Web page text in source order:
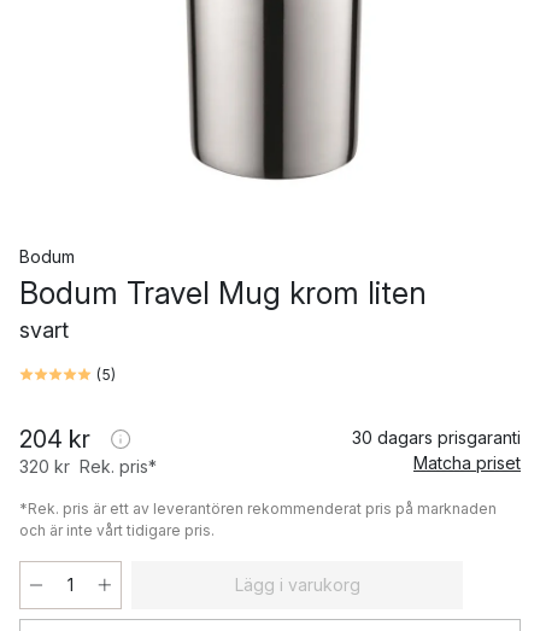
Bodum
Bodum Travel Mug krom liten
svart
(5)
204 kr
320 kr Rek. pris*
30 dagars prisgaranti
Matcha priset
*Rek. pris är ett av leverantören rekommenderat pris på marknaden
och är inte vårt tidigare pris.
Lägg i varukorg